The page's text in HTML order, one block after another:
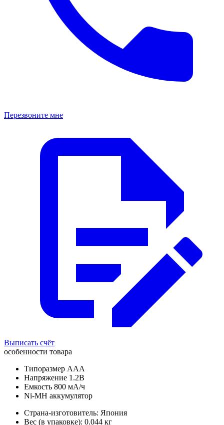
Перезвоните мне
Выписать счёт
особенности товара
Типоразмер AAA
Напряжение 1.2В
Емкость 800 мА/ч
Ni-MH аккумулятор
Страна-изготовитель: Япония
Вес (в упаковке): 0.044 кг